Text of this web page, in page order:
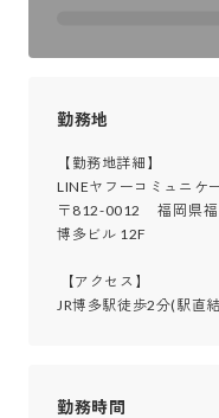
勤務地
【勤務地詳細】
LINEヤフーコミュニケ
〒812-0012　福岡県
博多ビル 12F
JR博多駅徒歩2分(駅直
勤務時間